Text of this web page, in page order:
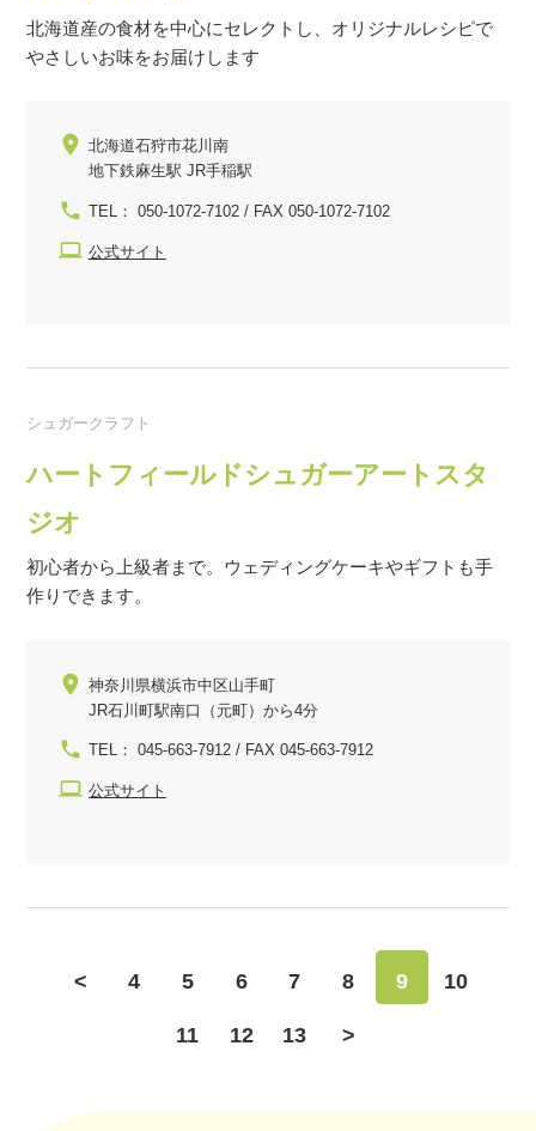
北海道産の食材を中心にセレクトし、オリジナルレシピで
やさしいお味をお届けします
北海道石狩市花川南
地下鉄麻生駅 JR手稲駅
TEL： 050-1072-7102 / FAX 050-1072-7102
公式サイト
シュガークラフト
ハートフィールドシュガーアートスタ
ジオ
初心者から上級者まで。ウェディングケーキやギフトも手
作りできます。
神奈川県横浜市中区山手町
JR石川町駅南口（元町）から4分
TEL： 045-663-7912 / FAX 045-663-7912
公式サイト
< 4 5 6 7 8 9 10
11 12 13 >